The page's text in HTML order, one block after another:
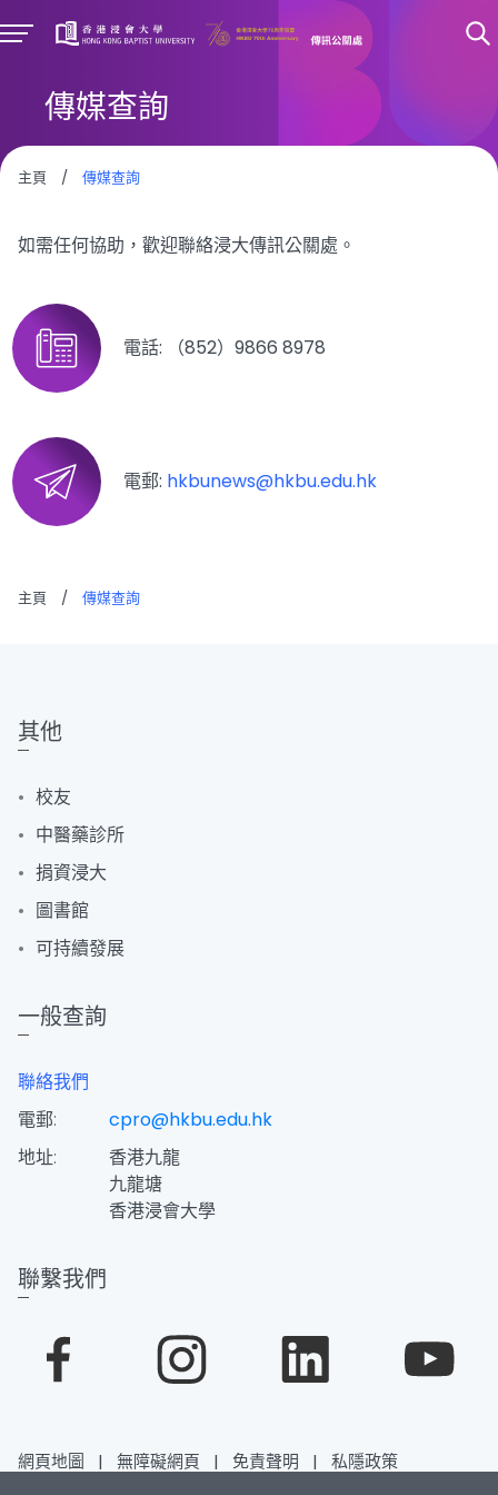
傳媒查詢
主頁 / 傳媒查詢
如需任何協助，歡迎聯絡浸大傳訊公關處。
電話: （852）9866 8978
電郵: hkbunews@hkbu.edu.hk
主頁 / 傳媒查詢
其他
校友
中醫藥診所
捐資浸大
圖書館
可持續發展
一般查詢
聯絡我們
電郵:
cpro@hkbu.edu.hk
地址:
香港九龍
九龍塘
香港浸會大學
聯繫我們
網頁地圖 | 無障礙網頁 | 免責聲明 | 私隱政策